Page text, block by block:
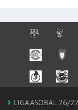
LIGA ASOBAL 26/27